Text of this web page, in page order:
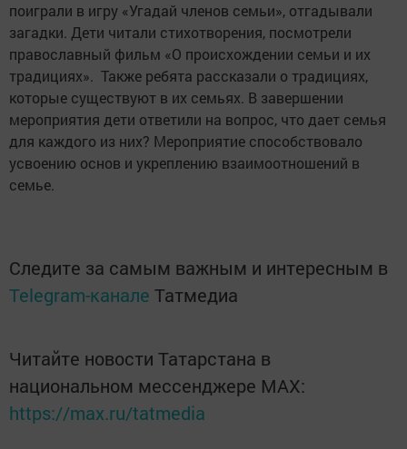
поиграли в игру «Угадай членов семьи», отгадывали
загадки. Дети читали стихотворения, посмотрели
православный фильм «О происхождении семьи и их
традициях». Также ребята рассказали о традициях,
которые существуют в их семьях. В завершении
мероприятия дети ответили на вопрос, что дает семья
для каждого из них? Мероприятие способствовало
усвоению основ и укреплению взаимоотношений в
семье.
Следите за самым важным и интересным в
Telegram-канале Татмедиа
Читайте новости Татарстана в
национальном мессенджере MАХ:
https://max.ru/tatmedia